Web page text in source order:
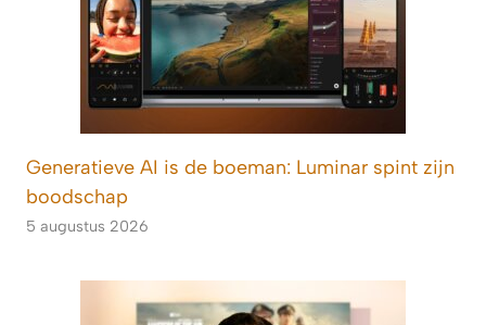
Generatieve AI is de boeman: Luminar spint zijn
boodschap
5 augustus 2026